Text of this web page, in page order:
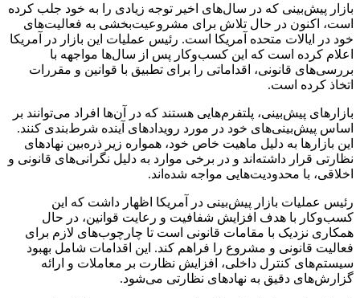
بازار پیش‌بینی که در سال‌های اخیر توجه زیادی را به خود جلب کرده
است، اکنون در حال تلاش برای مشروعیت‌بخشی به فعالیت‌های
خود در ایالات متحده آمریکا است. رئیس عملیات این بازار در آمریکا
اعلام کرده است که این کسب‌وکار پس از سال‌ها مواجهه با
بررسی‌های قانونی، اقداماتی را برای تطبیق با قوانین و مقررات
اتخاذ کرده است.
بازارهای پیش‌بینی، پلتفرم‌هایی هستند که در آن‌ها افراد می‌توانند بر
اساس پیش‌بینی‌های خود در مورد رویدادهای آینده شرط‌بندی کنند.
این بازارها به دلیل ماهیت خاص خود، همواره زیر ذره‌بین نهادهای
نظارتی قرار داشته‌اند و در برخی موارد به دلیل نگرانی‌های قانونی و
اخلاقی، با محدودیت‌هایی مواجه شده‌اند.
رئیس عملیات بازار پیش‌بینی در آمریکا اظهار داشت که این
کسب‌وکار با هدف افزایش شفافیت و رعایت قوانین، در حال
همکاری نزدیک با مقامات قانونی است تا چارچوب‌های لازم برای
فعالیت قانونی و مشروع را فراهم کند. این اقدامات شامل بهبود
سیستم‌های کنترل داخلی، افزایش نظارت بر معاملات و ارائه
گزارش‌های دقیق به نهادهای نظارتی می‌شود.